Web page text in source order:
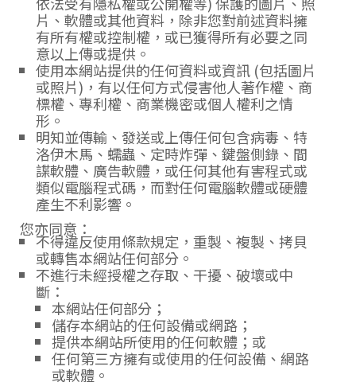
片、軟體或其他資料，除非您對前述資料擁
有所有權或控制權，或已獲得所有必要之同
意以上傳或提供。
使用本網站提供的任何資料或資訊 (包括圖片
或照片)，有以任何方式侵害他人著作權、商
標權、專利權、商業機密或個人權利之情
形。
明知並傳輸、發送或上傳任何包含病毒、特
洛伊木馬、蠕蟲、定時炸彈、鍵盤側錄、間
諜軟體、廣告軟體，或任何其他有害程式或
類似電腦程式碼，而對任何電腦軟體或硬體
產生不利影響。
您亦同意：
不得違反使用條款規定，重製、複製、拷貝
或轉售本網站任何部分。
不進行未經授權之存取、干擾、破壞或中
斷：
本網站任何部分；
儲存本網站的任何設備或網路；
提供本網站所使用的任何軟體；或
任何第三方擁有或使用的任何設備、網路
或軟體。